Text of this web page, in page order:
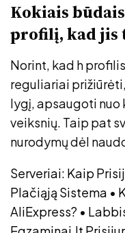
Kokiais
profilį, kad jis
Norint, kad h
reguliariai
lygį, apsaugoti nuo
veiksnių. Taip pat
nurodymų dėl
Serveriai: Kaip
Plačiąją Sistema •
AliExpress? •